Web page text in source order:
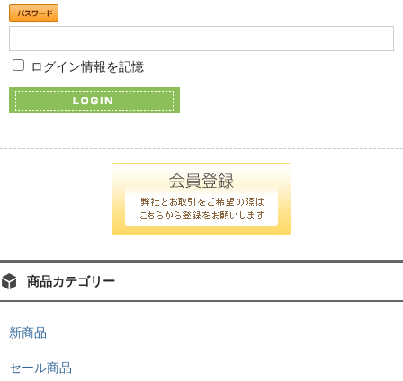
ログイン情報を記憶
商品カテゴリー
新商品
セール商品